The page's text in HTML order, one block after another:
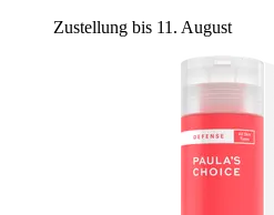
Zustellung bis 11. August